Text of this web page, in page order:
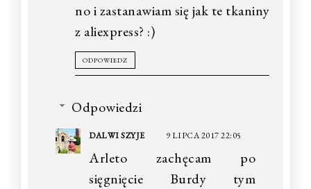
no i zastanawiam się jak te tkaniny
z aliexpress? :)
ODPOWIEDZ
Odpowiedzi
DALWI SZYJE 9 LIPCA 2017 22:05
Arleto zachęcam po
sięgnięcie Burdy tym